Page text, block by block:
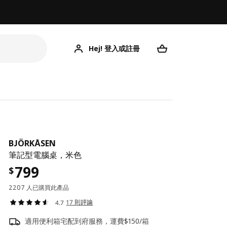
Hej! 登入或註冊
BJÖRKÅSEN
筆記型電腦桌，米色
$799
2207 人已購買此產品
4.7 17 則評論
適用便利箱宅配到府服務，運費$150/箱